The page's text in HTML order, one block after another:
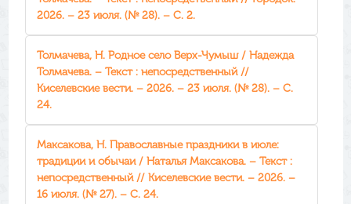
2026. – 23 июля. (№ 28). – С. 2.
Толмачева, Н. Родное село Верх-Чумыш / Надежда
Толмачева. – Текст : непосредственный //
Киселевские вести. – 2026. – 23 июля. (№ 28). – С.
24.
Максакова, Н. Православные праздники в июле:
традиции и обычаи / Наталья Максакова. – Текст :
непосредственный // Киселевские вести. – 2026. –
16 июля. (№ 27). – С. 24.